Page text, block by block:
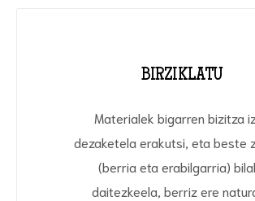
BIRZIKLATU
Materialek bigarren bizitza
dezaketela erakutsi, eta beste
(berria eta erabilgarria)
daitezkeela, berriz ere